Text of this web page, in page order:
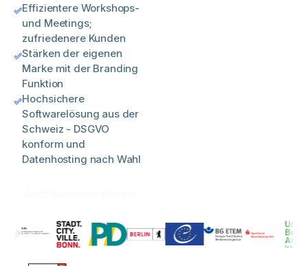
Effizientere Workshops-
und Meetings;
zufriedenere Kunden
Stärken der eigenen
Marke mit der Branding
Funktion
Hochsichere
Softwarelösung aus der
Schweiz - DSGVO
konform und
Datenhosting nach Wahl